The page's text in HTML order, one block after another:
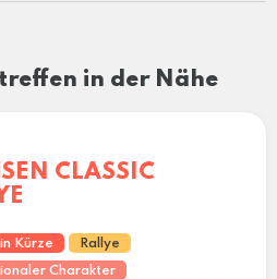
in der Nähe
CLASSIC
Kürze Rallye
Charakter